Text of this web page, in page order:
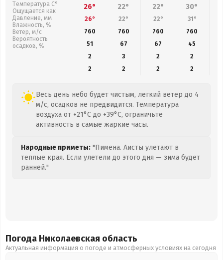
Температура С°
Ощущается как
Давление, мм
Влажность, %
Ветер, м/с
Вероятность
осадков, %
26° 22° 22° 30°
26° 22° 22° 31°
760
760 760 760
51
67 67 45
2
3 2
2
2
2 2 2
Весь день небо будет чистым, легкий ветер до 4
м/с, осадков не предвидится. Температура
воздуха от +21°C до +39°C, ограничьте
активность в самые жаркие часы.
Народные приметы: "Пимена. Аисты улетают в
теплые края. Если улетели до этого дня — зима будет
ранней."
Погода Николаевская область
Актуальная информация о погоде и атмосферных условиях на сегодня